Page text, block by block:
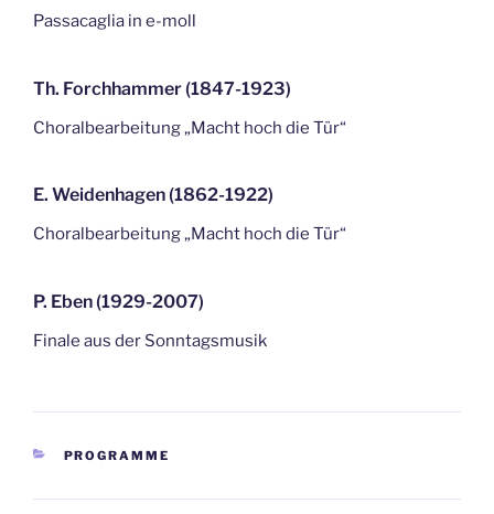
Passacaglia in e-moll
Th. Forchhammer (1847-1923)
Choralbearbeitung „Macht hoch die Tür“
E. Weidenhagen (1862-1922)
Choralbearbeitung „Macht hoch die Tür“
P. Eben (1929-2007)
Finale aus der Sonntagsmusik
KATEGORIEN
PROGRAMME